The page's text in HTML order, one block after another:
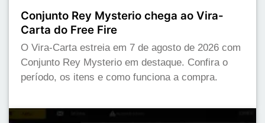
Conjunto Rey Mysterio chega ao Vira-
Carta do Free Fire
O Vira-Carta estreia em 7 de agosto de 2026 com
Conjunto Rey Mysterio em destaque. Confira o
período, os itens e como funciona a compra.